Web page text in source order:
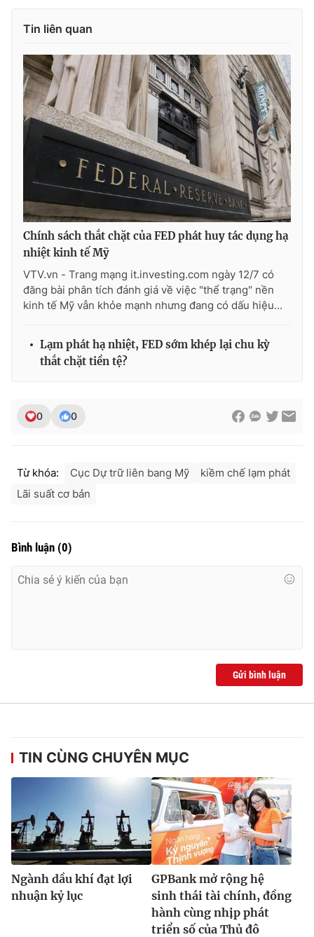
Email: toasoan@vtv.vn
® Cấm sao chép dưới mọi hình thức nếu không có sự chấp
thuận bằng văn bản. Ghi rõ nguồn VTV.vn khi phát hành lại
thông tin từ website này.
Tin liên quan
Chính sách thắt chặt của FED phát huy tác dụng hạ
nhiệt kinh tế Mỹ
VTV.vn - Trang mạng it.investing.com ngày 12/7 có
đăng bài phân tích đánh giá về việc "thể trạng" nền
kinh tế Mỹ vẫn khỏe mạnh nhưng đang có dấu hiệu...
Lạm phát hạ nhiệt, FED sớm khép lại chu kỳ
thắt chặt tiền tệ?
0 0
Từ khóa: Cục Dự trữ liên bang Mỹ
kiềm chế lạm phát
Lãi suất cơ bản
Bình luận (0)
Gửi bình luận
TIN CÙNG CHUYÊN MỤC
Ngành dầu khí đạt lợi
nhuận kỷ lục
GPBank mở rộng hệ
sinh thái tài chính, đồng
hành cùng nhịp phát
triển số của Thủ đô